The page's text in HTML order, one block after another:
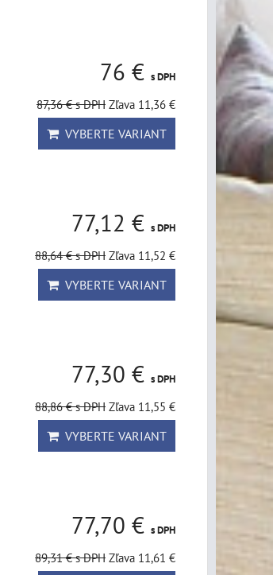
76 € s DPH
87,36 €s DPH Zľava 11,36 €
VYBERTE VARIANT
77,12 € s DPH
88,64 €s DPH Zľava 11,52 €
VYBERTE VARIANT
77,30 € s DPH
88,86 €s DPH Zľava 11,55 €
VYBERTE VARIANT
77,70 € s DPH
89,31 €s DPH Zľava 11,61 €